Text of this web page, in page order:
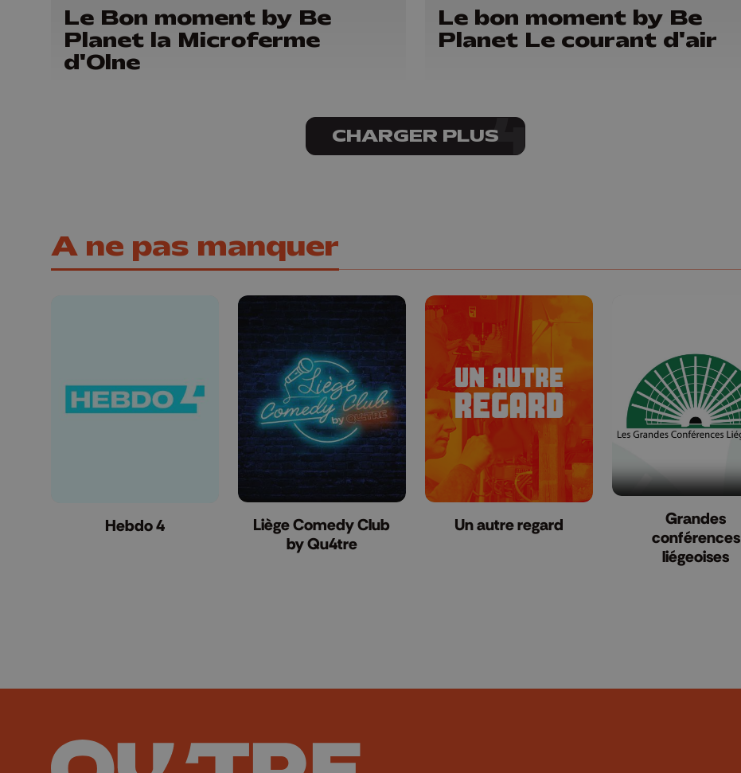
Le Bon moment by Be
Planet la Microferme
d'Olne
Le bon moment by Be
Planet Le courant d'air
CHARGER PLUS
A ne pas manquer
Hebdo 4
Liège Comedy Club
by Qu4tre
Un autre regard
Grandes
conférences
liégeoises